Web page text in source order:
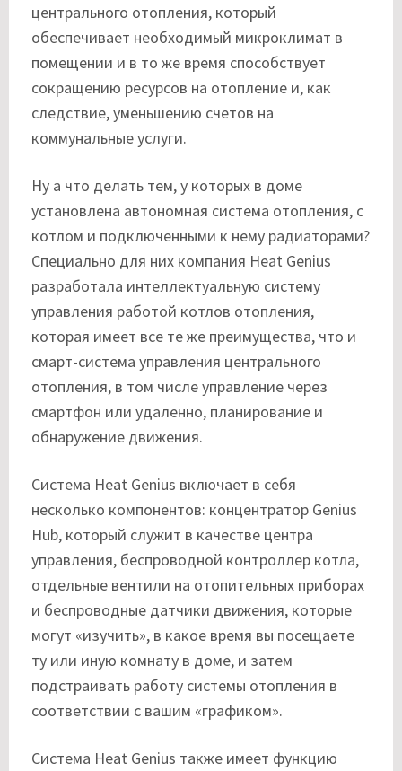
центрального отопления, который
обеспечивает необходимый микроклимат в
помещении и в то же время способствует
сокращению ресурсов на отопление и, как
следствие, уменьшению счетов на
коммунальные услуги.
Ну а что делать тем, у которых в доме
установлена автономная система отопления, с
котлом и подключенными к нему радиаторами?
Специально для них компания Heat Genius
разработала интеллектуальную систему
управления работой котлов отопления,
которая имеет все те же преимущества, что и
смарт-система управления центрального
отопления, в том числе управление через
смартфон или удаленно, планирование и
обнаружение движения.
Система Heat Genius включает в себя
несколько компонентов: концентратор Genius
Hub, который служит в качестве центра
управления, беспроводной контроллер котла,
отдельные вентили на отопительных приборах
и беспроводные датчики движения, которые
могут «изучить», в какое время вы посещаете
ту или иную комнату в доме, и затем
подстраивать работу системы отопления в
соответствии с вашим «графиком».
Система Heat Genius также имеет функцию